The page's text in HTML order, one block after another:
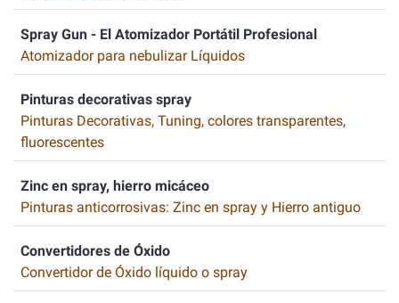
Spray Gun - El Atomizador Portátil Profesional
Atomizador para nebulizar Líquidos
Pinturas decorativas spray
Pinturas Decorativas, Tuning, colores transparentes,
fluorescentes
Zinc en spray, hierro micáceo
Pinturas anticorrosivas: Zinc en spray y Hierro antiguo
Convertidores de Óxido
Convertidor de Óxido líquido o spray